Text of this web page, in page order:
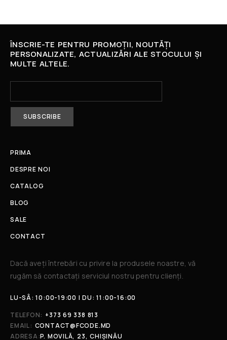
ÎNSCRIE-TE PENTRU PROMOȚII, NOUTĂȚI
PERSONALIZATE, ACTUALIZĂRI ALE STOCULUI ȘI
MULTE ALTELE.
PRIMA
DESPRE NOI
CATALOG
BLOG
SALE
CONTACT
Dacă aveți întrebări cu privire la produsele noastre, vă
rugăm să contactați serviciul nostru pentru clienți.​
LU-SÂ: 10:00-19:00 | DU: 11:00-16:00
TELEFON: +373 69 338 813
EMAIL: CONTACT@FCODE.MD
ADRESA:P. MOVILĂ, 23, CHIȘINĂU